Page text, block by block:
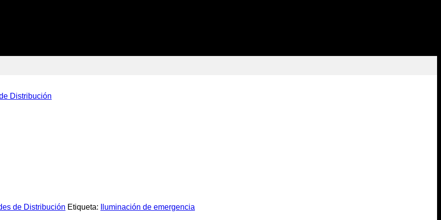
Distribución
de Distribución Etiqueta: Iluminación de emergencia